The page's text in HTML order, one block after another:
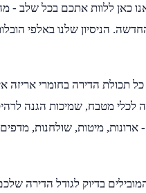
כאן ללוות אתכם בכל שלב -
הניסיון שלנו באלפי
תכולת הדירה בחומרי אריזה
לכלי מטבח, שמיכות הגנה
ארונות, מיטות, שולחנות,